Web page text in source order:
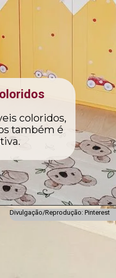
coloridos,
também é
Divulgação/Reprodução: Pinterest